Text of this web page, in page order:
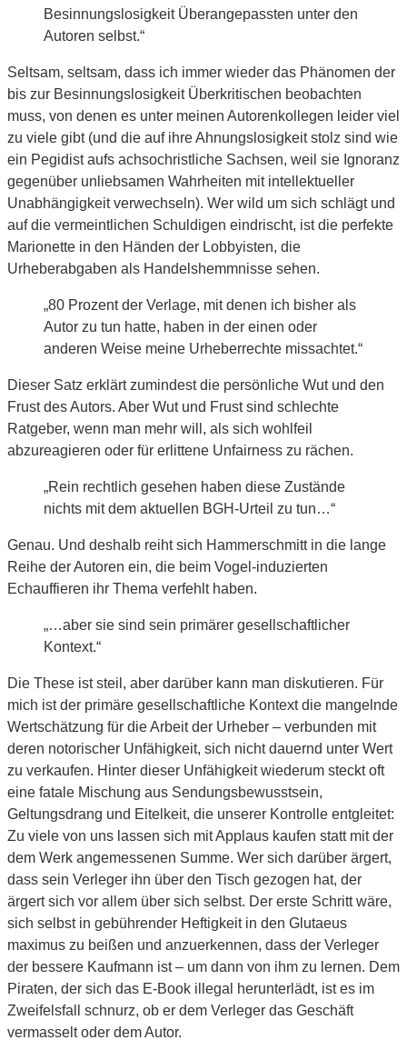
Besinnungslosigkeit Überangepassten unter den
Autoren selbst.“
Seltsam, seltsam, dass ich immer wieder das Phänomen der
bis zur Besinnungslosigkeit Überkritischen beobachten
muss, von denen es unter meinen Autorenkollegen leider viel
zu viele gibt (und die auf ihre Ahnungslosigkeit stolz sind wie
ein Pegidist aufs achsochristliche Sachsen, weil sie Ignoranz
gegenüber unliebsamen Wahrheiten mit intellektueller
Unabhängigkeit verwechseln). Wer wild um sich schlägt und
auf die vermeintlichen Schuldigen eindrischt, ist die perfekte
Marionette in den Händen der Lobbyisten, die
Urheberabgaben als Handelshemmnisse sehen.
„80 Prozent der Verlage, mit denen ich bisher als
Autor zu tun hatte, haben in der einen oder
anderen Weise meine Urheberrechte missachtet.“
Dieser Satz erklärt zumindest die persönliche Wut und den
Frust des Autors. Aber Wut und Frust sind schlechte
Ratgeber, wenn man mehr will, als sich wohlfeil
abzureagieren oder für erlittene Unfairness zu rächen.
„Rein rechtlich gesehen haben diese Zustände
nichts mit dem aktuellen BGH-Urteil zu tun…“
Genau. Und deshalb reiht sich Hammerschmitt in die lange
Reihe der Autoren ein, die beim Vogel-induzierten
Echauffieren ihr Thema verfehlt haben.
„…aber sie sind sein primärer gesellschaftlicher
Kontext.“
Die These ist steil, aber darüber kann man diskutieren. Für
mich ist der primäre gesellschaftliche Kontext die mangelnde
Wertschätzung für die Arbeit der Urheber – verbunden mit
deren notorischer Unfähigkeit, sich nicht dauernd unter Wert
zu verkaufen. Hinter dieser Unfähigkeit wiederum steckt oft
eine fatale Mischung aus Sendungsbewusstsein,
Geltungsdrang und Eitelkeit, die unserer Kontrolle entgleitet:
Zu viele von uns lassen sich mit Applaus kaufen statt mit der
dem Werk angemessenen Summe. Wer sich darüber ärgert,
dass sein Verleger ihn über den Tisch gezogen hat, der
ärgert sich vor allem über sich selbst. Der erste Schritt wäre,
sich selbst in gebührender Heftigkeit in den Glutaeus
maximus zu beißen und anzuerkennen, dass der Verleger
der bessere Kaufmann ist – um dann von ihm zu lernen. Dem
Piraten, der sich das E-Book illegal herunterlädt, ist es im
Zweifelsfall schnurz, ob er dem Verleger das Geschäft
vermasselt oder dem Autor.